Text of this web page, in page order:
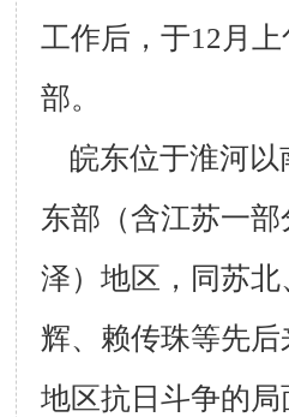
工作后，于12月
部。
皖东位于淮河以
东部（含江苏一部
泽）地区，同苏
辉、赖传珠等先
地区抗日斗争的局